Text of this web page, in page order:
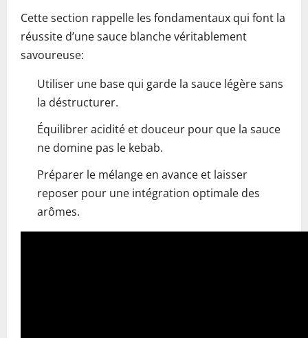
Cette section rappelle les fondamentaux qui font la
réussite d’une sauce blanche véritablement
savoureuse:
Utiliser une base qui garde la sauce légère sans
la déstructurer.
Équilibrer acidité et douceur pour que la sauce
ne domine pas le kebab.
Préparer le mélange en avance et laisser
reposer pour une intégration optimale des
arômes.